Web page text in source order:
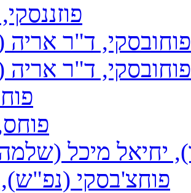
פוחובסקי, ד"ר אריה
פוחובסקי, ד"ר אריה
יחיאל מיכל
פוחצ'בסקי